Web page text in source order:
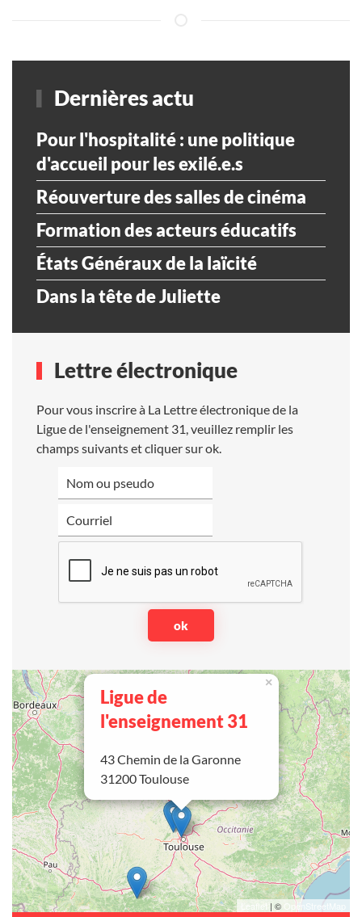
Dernières actu
Pour l'hospitalité : une politique
d'accueil pour les exilé.e.s
Réouverture des salles de cinéma
Formation des acteurs éducatifs
États Généraux de la laïcité
Dans la tête de Juliette
Lettre électronique
Pour vous inscrire à La Lettre électronique de la
Ligue de l'enseignement 31, veuillez remplir les
champs suivants et cliquer sur ok.
Ligue de
l'enseignement 31
43 Chemin de la Garonne
31200 Toulouse
×
Leaflet | © OpenStreetMap